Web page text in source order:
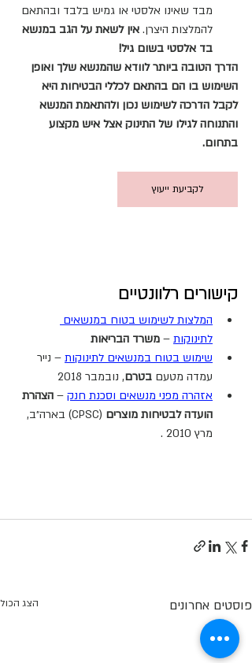
מבד שאינו אלסטי או גמיש בלבד ובהתאם
להמלצות היצרן. אין לשאת על הגב במנשא
בד אלסטי בשום גיל!
הדרך הטובה ביותר לוודא שהמנשא שלך ואופן
השימוש בו הם בהתאם לכללי הבטיחות היא
לקבל הדרכה לשימוש נכון ולהתאמת המנשא
והתנוחה לגילו של התינוק אצל איש מקצוע
בתחום.
לקביעת ייעוץ
קישורים רלוונטיים
המלצות לשימוש בטוח במנשאים
לתינוקות – משרד הבריאות
שימוש בטוח במנשאים לתינוקות – נייר
עמדה מטעם בטרם, נובמבר 2018
אזהרה מפני מנשאים וסכנת חנק – הצהרת
הועדה לבטיחות מוצרים
(CPSC) בארה״ב,
מרץ 2010 .
פוסטים אחרונים הצג הכול